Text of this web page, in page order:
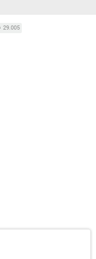
29.005